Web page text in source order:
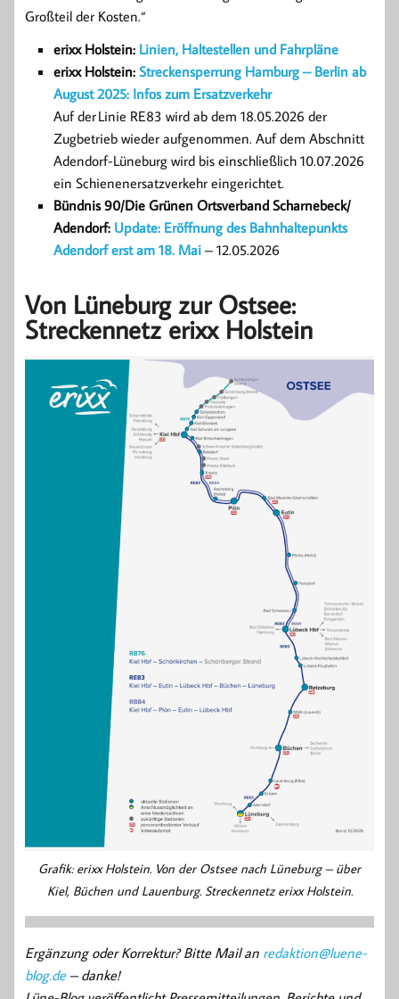
Großteil der Kosten.“
erixx Holstein: Linien, Haltestellen und Fahrpläne
erixx Holstein: Streckensperrung Hamburg – Berlin ab
August 2025: Infos zum Ersatzverkehr
Auf der Linie RE83 wird ab dem 18.05.2026 der
Zugbetrieb wieder aufgenommen. Auf dem Abschnitt
Adendorf-Lüneburg wird bis einschließlich 10.07.2026
ein Schienenersatzverkehr eingerichtet.
Bündnis 90/Die Grünen Ortsverband Scharnebeck/
Adendorf: Update: Eröffnung des Bahnhaltepunkts
Adendorf erst am 18. Mai – 12.05.2026
Von Lüneburg zur Ostsee:
Streckennetz erixx Holstein
Grafik: erixx Holstein. Von der Ostsee nach Lüneburg – über
Kiel, Büchen und Lauenburg. Streckennetz erixx Holstein.
Ergänzung oder Korrektur? Bitte Mail an redaktion@luene-
blog.de– danke!